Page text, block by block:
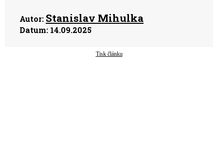
Autor: Stanislav Mihulka
Datum: 14.09.2025
Tisk článku